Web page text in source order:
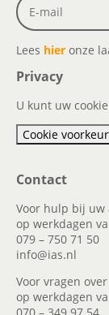
Lees hier onze
Privacy
U kunt uw
Cookie
Contact
Voor hulp bij uw
op werkdagen
079 – 750 71 50
info@ias.nl
Voor vragen
op werkdagen